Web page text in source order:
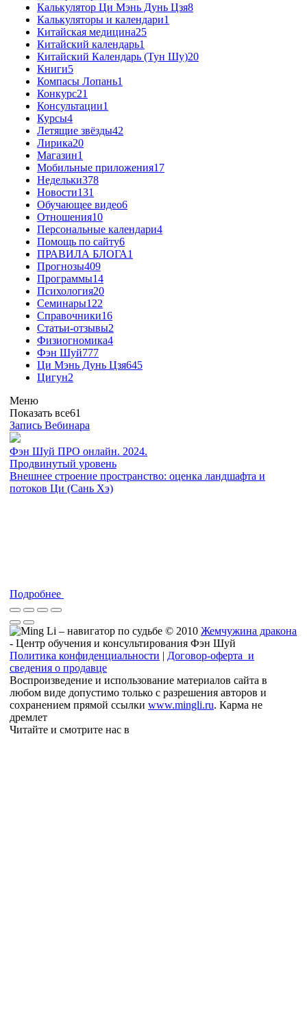
Калькулятор Ци Мэнь Дунь Цзя8
Калькуляторы и календари1
Китайская медицина25
Китайский календарь1
Китайский Календарь (Тун Шу)20
Книги5
Компасы Лопань1
Конкурс21
Консультации1
Курсы4
Летящие звёзды42
Лирика20
Магазин1
Мобильные приложения17
Недельки378
Новости131
Обучающее видео6
Отношения10
Персональные календари4
Помощь по сайту6
ПРАВИЛА БЛОГА1
Прогнозы409
Программы14
Психология20
Семинары122
Справочники16
Статьи-отзывы2
Физиогномика4
Фэн Шуй777
Ци Мэнь Дунь Цзя645
Цигун2
Меню
Показать все61
Запись Вебинара
Фэн Шуй ПРО онлайн. 2024.
Продвинутый уровень
Внешнее строение пространство: оценка ландшафта и
потоков Ци (Сань Хэ)
Подробнее
© 2010 Жемчужина дракона
- Центр обучения и консультирования Фэн Шуй
Политика конфиденциальности | Договор-оферта и
сведения о продавце
Воспроизведение и использование материалов сайта в
любом виде допустимо только с разрешения авторов и
сохранением прямой ссылки www.mingli.ru. Карма не
дремлет
Читайте и смотрите нас в